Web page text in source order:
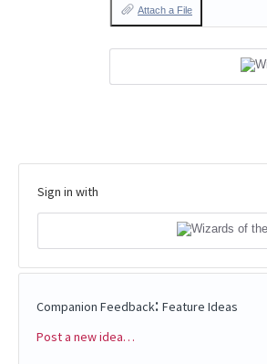
Attach a File
Sign in with
Companion Feedback: Feature Ideas
Categories
Post a new idea…